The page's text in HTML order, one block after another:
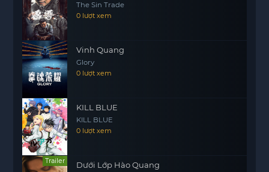
cuộc đối đầu căng thẳng, những tình huống bất
ngờ và sự phát triển của các nhân vật tạo nên một
bức tranh chân thực về nỗi đau và sự phục hồi.
Cuộc sống không bao giờ đơn giản, và đôi khi, con
người phải đương đầu với những bóng ma từ quá
khứ để tìm ra ánh sáng cho tương lai. Bộ phim
hứa hẹn sẽ mang đến cho khán giả những giây
phút hồi hộp và nhiều cảm xúc sâu sắc.
The Sin Trade
0 lượt xem
Vinh Quang
Glory
0 lượt xem
KILL BLUE
KILL BLUE
0 lượt xem
Trailer Dưới Lớp Hào Quang